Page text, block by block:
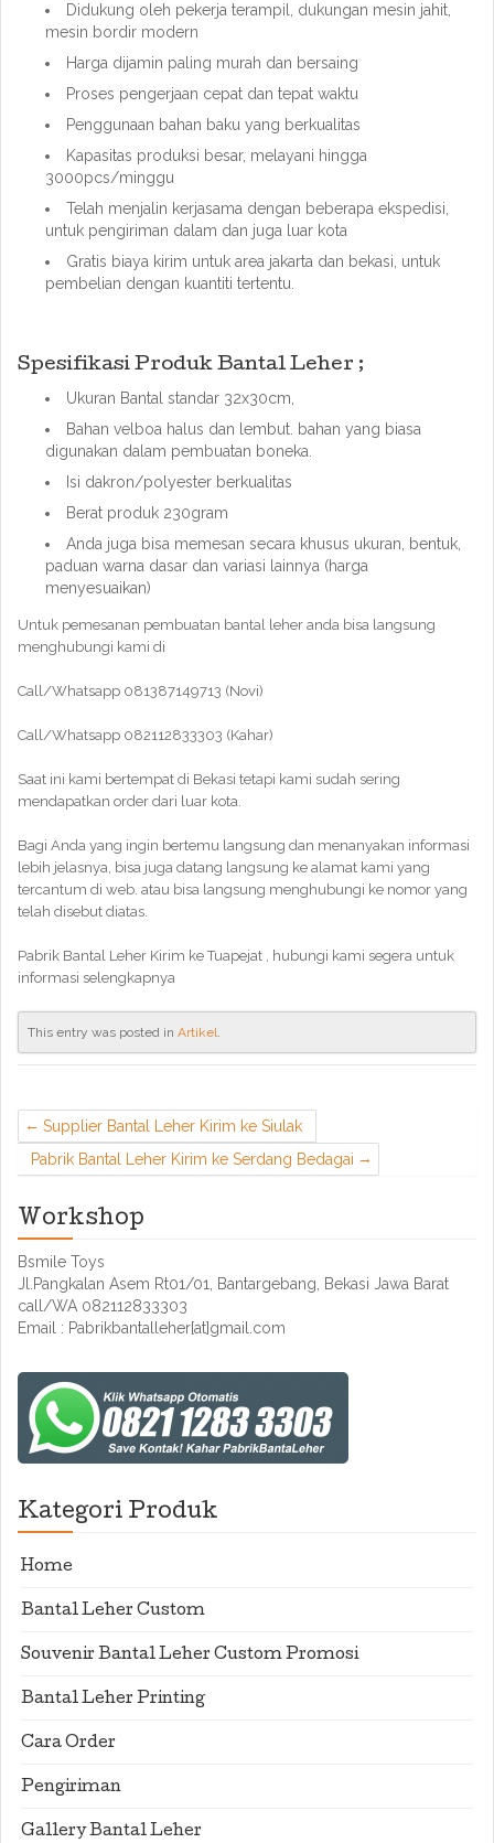
Didukung oleh pekerja terampil, dukungan mesin jahit,
mesin bordir modern
Harga dijamin paling murah dan bersaing
Proses pengerjaan cepat dan tepat waktu
Penggunaan bahan baku yang berkualitas
Kapasitas produksi besar, melayani hingga
3000pcs/minggu
Telah menjalin kerjasama dengan beberapa ekspedisi,
untuk pengiriman dalam dan juga luar kota
Gratis biaya kirim untuk area jakarta dan bekasi, untuk
pembelian dengan kuantiti tertentu.
Spesifikasi Produk Bantal Leher ;
Ukuran Bantal standar 32x30cm,
Bahan velboa halus dan lembut. bahan yang biasa
digunakan dalam pembuatan boneka.
Isi dakron/polyester berkualitas
Berat produk 230gram
Anda juga bisa memesan secara khusus ukuran, bentuk,
paduan warna dasar dan variasi lainnya (harga
menyesuaikan)
Untuk pemesanan pembuatan bantal leher anda bisa langsung
menghubungi kami di
Call/Whatsapp 081387149713 (Novi)
Call/Whatsapp 082112833303 (Kahar)
Saat ini kami bertempat di Bekasi tetapi kami sudah sering
mendapatkan order dari luar kota.
Bagi Anda yang ingin bertemu langsung dan menanyakan informasi
lebih jelasnya, bisa juga datang langsung ke alamat kami yang
tercantum di web. atau bisa langsung menghubungi ke nomor yang
telah disebut diatas.
Pabrik Bantal Leher Kirim ke Tuapejat , hubungi kami segera untuk
informasi selengkapnya
This entry was posted in Artikel.
Supplier Bantal Leher Kirim ke Siulak
Pabrik Bantal Leher Kirim ke Serdang Bedagai
Workshop
Bsmile Toys
Jl.Pangkalan Asem Rt01/01, Bantargebang, Bekasi Jawa Barat
call/WA 082112833303
Email : Pabrikbantalleher[at]gmail.com
Kategori Produk
Home
Bantal Leher Custom
Souvenir Bantal Leher Custom Promosi
Bantal Leher Printing
Cara Order
Pengiriman
Gallery Bantal Leher